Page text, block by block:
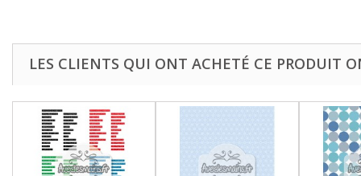
LES CLIENTS QUI ONT ACHETÉ CE PRODUIT